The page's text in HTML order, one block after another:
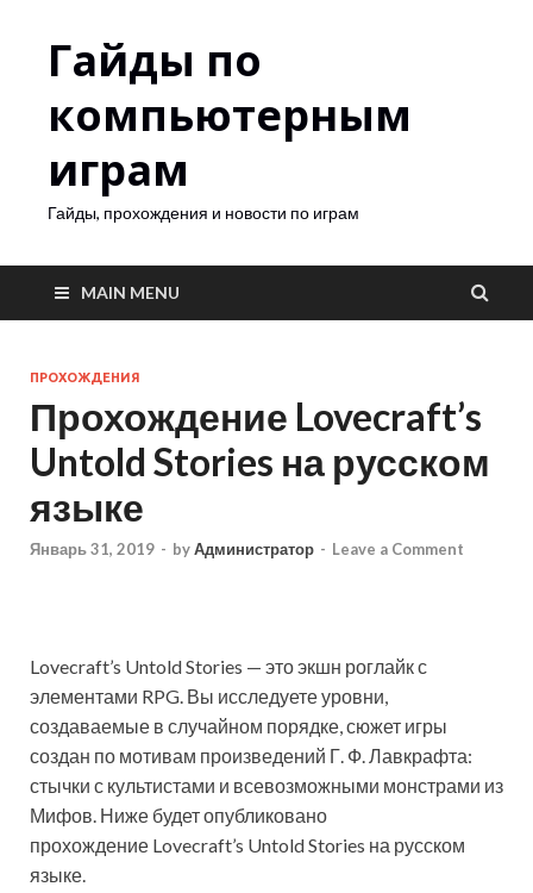
Гайды по
компьютерным
играм
Гайды, прохождения и новости по играм
MAIN MENU
ПРОХОЖДЕНИЯ
Прохождение Lovecraft’s
Untold Stories на русском
языке
Январь 31, 2019 - byАдминистратор - Leave a Comment
Lovecraft’s Untold Stories — это экшн роглайк с
элементами RPG. Вы исследуете уровни,
создаваемые в случайном порядке, сюжет игры
создан по мотивам произведений Г. Ф. Лавкрафта:
стычки с культистами и всевозможными монстрами из
Мифов. Ниже будет опубликовано
прохождение Lovecraft’s Untold Stories на русском
языке.